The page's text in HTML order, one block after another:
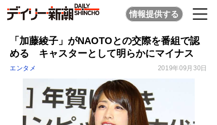
情報提供する
「加藤綾子」がNAOTOとの交際を番組で認
める キャスターとして明らかにマイナス
エンタメ 2019年09月30日